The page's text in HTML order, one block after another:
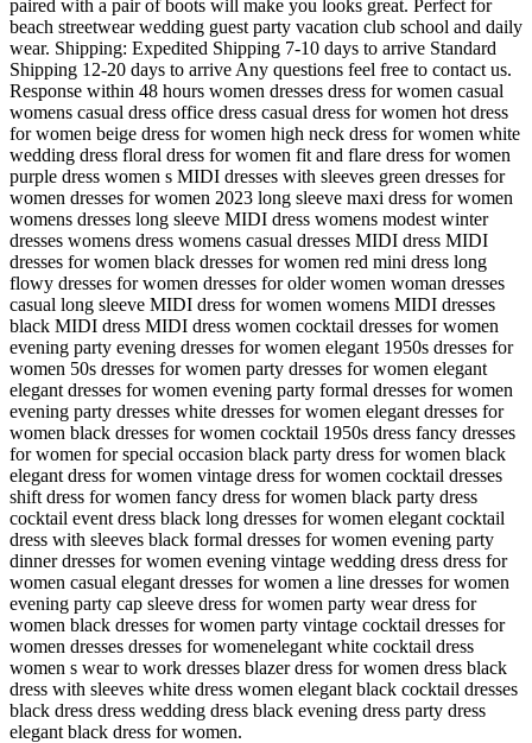
paired with a pair of boots will make you looks great. Perfect for
beach streetwear wedding guest party vacation club school and daily
wear. Shipping: Expedited Shipping 7-10 days to arrive Standard
Shipping 12-20 days to arrive Any questions feel free to contact us.
Response within 48 hours women dresses dress for women casual
womens casual dress office dress casual dress for women hot dress
for women beige dress for women high neck dress for women white
wedding dress floral dress for women fit and flare dress for women
purple dress women s MIDI dresses with sleeves green dresses for
women dresses for women 2023 long sleeve maxi dress for women
womens dresses long sleeve MIDI dress womens modest winter
dresses womens dress womens casual dresses MIDI dress MIDI
dresses for women black dresses for women red mini dress long
flowy dresses for women dresses for older women woman dresses
casual long sleeve MIDI dress for women womens MIDI dresses
black MIDI dress MIDI dress women cocktail dresses for women
evening party evening dresses for women elegant 1950s dresses for
women 50s dresses for women party dresses for women elegant
elegant dresses for women evening party formal dresses for women
evening party dresses white dresses for women elegant dresses for
women black dresses for women cocktail 1950s dress fancy dresses
for women for special occasion black party dress for women black
elegant dress for women vintage dress for women cocktail dresses
shift dress for women fancy dress for women black party dress
cocktail event dress black long dresses for women elegant cocktail
dress with sleeves black formal dresses for women evening party
dinner dresses for women evening vintage wedding dress dress for
women casual elegant dresses for women a line dresses for women
evening party cap sleeve dress for women party wear dress for
women black dresses for women party vintage cocktail dresses for
women dresses dresses for womenelegant white cocktail dress
women s wear to work dresses blazer dress for women dress black
dress with sleeves white dress women elegant black cocktail dresses
black dress dress wedding dress black evening dress party dress
elegant black dress for women.